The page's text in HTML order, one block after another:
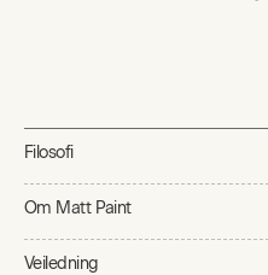
Filosofi
Om Matt Paint
Veiledning